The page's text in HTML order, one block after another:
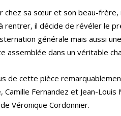
chez sa sœur et son beau-frère,
rentrer, il décide de révéler le
générale mais aussi
assemblée dans un véritable
de cette pièce
Fernandez et Jean-Louis
Véronique Cordonnier.